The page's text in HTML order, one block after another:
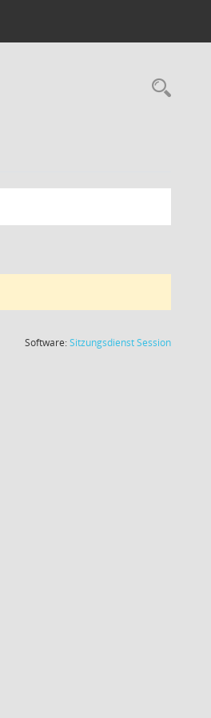
Software:SitzungsdienstSession(Wird in